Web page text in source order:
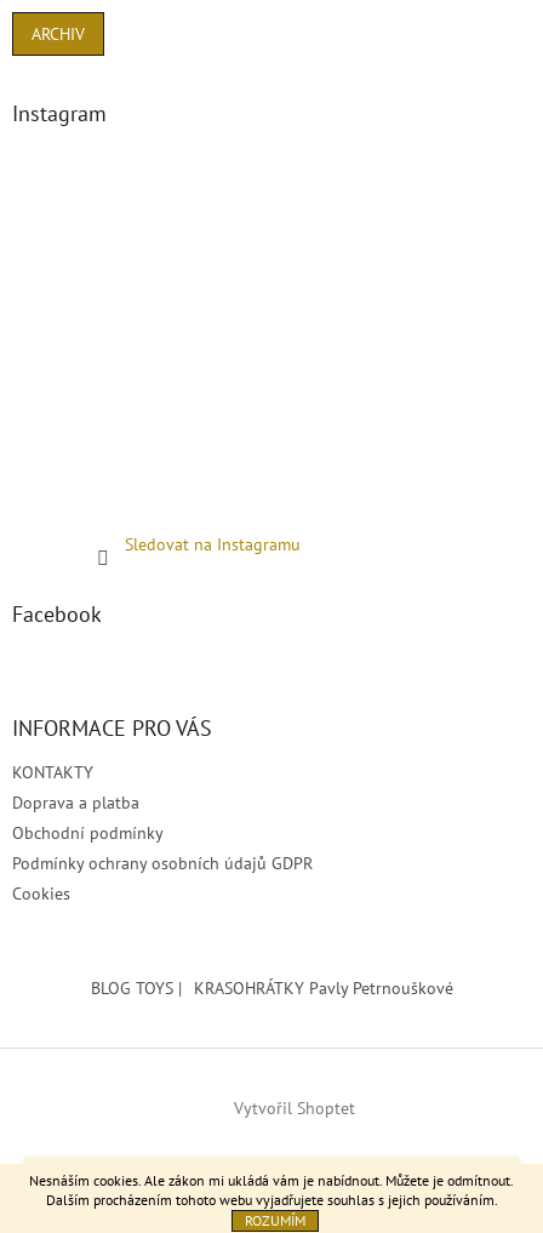
Nesnáším cookies. Ale zákon mi ukládá vám je nabídnout. Můžete je odmítnout.
Dalším procházením tohoto webu vyjadřujete souhlas s jejich používáním.
ROZUMÍM
Srdečně zvu výstavu do Kralup nad Vltavou >> Městské muzeum
17.6.-29.8.2026
ARCHIV
Instagram
Sledovat na Instagramu
Facebook
INFORMACE PRO VÁS
KONTAKTY
Doprava a platba
Obchodní podmínky
Podmínky ochrany osobních údajů GDPR
Cookies
BLOG TOYS | KRASOHRÁTKY Pavly Petrnouškové
Vytvořil Shoptet
Copyright 2026 Brodita. Všechna práva vyhrazena.